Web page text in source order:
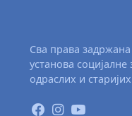
Сва права
установа
одраслих и старијих